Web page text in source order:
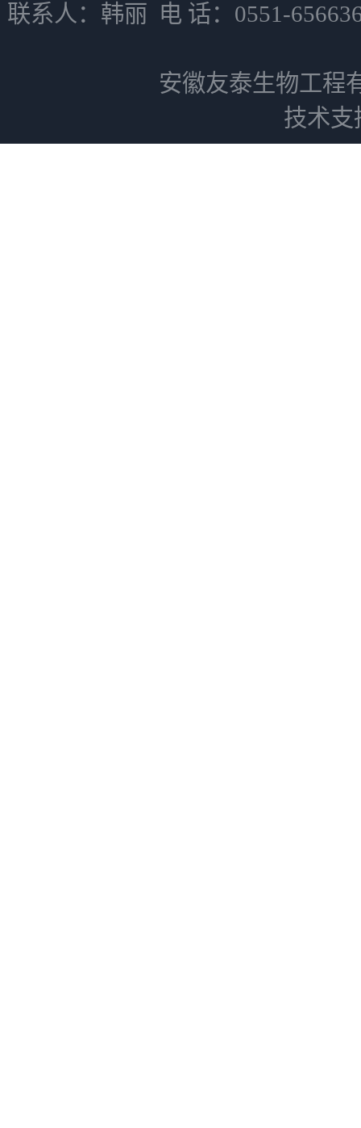
联系人：韩丽 电 话：0551-
安徽友泰生物工程
技术